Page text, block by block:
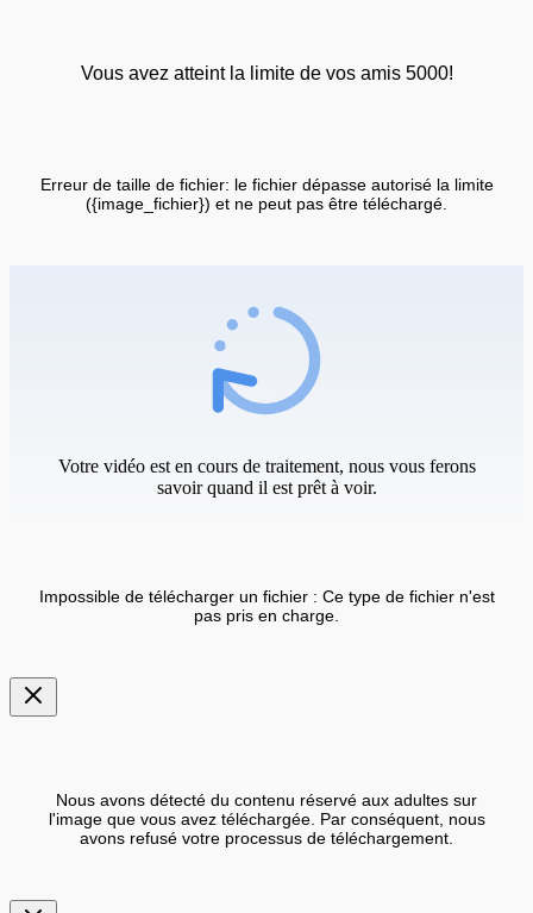
Vous avez atteint la limite de vos amis 5000!
Erreur de taille de fichier: le fichier dépasse autorisé la limite
({image_fichier}) et ne peut pas être téléchargé.
Votre vidéo est en cours de traitement, nous vous ferons
savoir quand il est prêt à voir.
Impossible de télécharger un fichier : Ce type de fichier n'est
pas pris en charge.
Nous avons détecté du contenu réservé aux adultes sur
l'image que vous avez téléchargée. Par conséquent, nous
avons refusé votre processus de téléchargement.